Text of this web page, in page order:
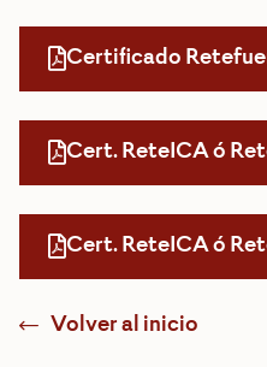
Certificado
Cert. ReteICA ó
Cert. ReteICA ó
Volver al inicio